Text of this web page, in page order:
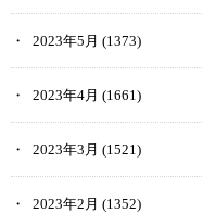
2023年5月 (1373)
2023年4月 (1661)
2023年3月 (1521)
2023年2月 (1352)